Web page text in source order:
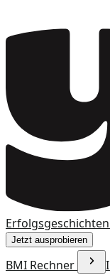
Erfolgsgeschichten
Jetzt ausprobieren
BMI Rechner